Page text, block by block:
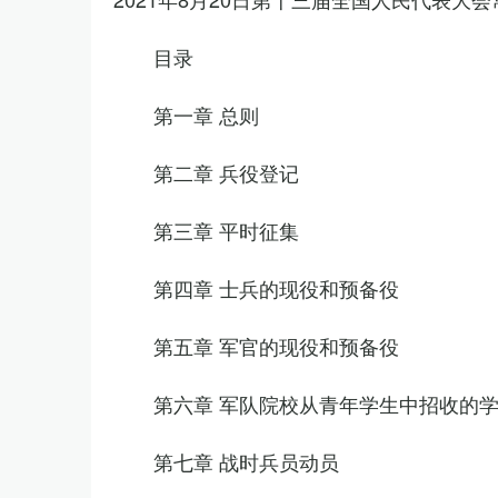
目录
第一章 总则
第二章 兵役登记
第三章 平时征集
第四章 士兵的现役和预备役
第五章 军官的现役和预备役
第六章 军队院校从青年学生中招收的
第七章 战时兵员动员